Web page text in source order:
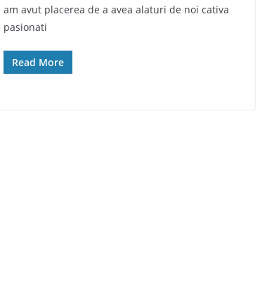
am avut placerea de a avea alaturi de noi cativa
pasionati
Read More